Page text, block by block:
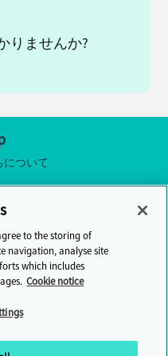
りませんか?
について
合わせ
センター
One
to the storing of
navigation, analyse site
which includes
Cookie notice